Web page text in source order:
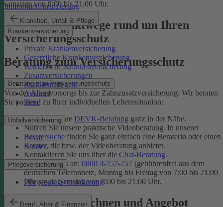
Immobilienfinanzierung
Krankheit, Unfall & Pflege
Krankenversicherung
Private Krankenversicherung
Gesetzliche Krankenversicherung
Betriebliche Krankenversicherung
Zusatzversicherungen
Krankentagegeld
Ausland
Tiere
Unfallversicherung
Privat
Kinder
Pflegeversicherung
Pflegezusatzversicherung
Beruf, Alter & Finanzen
samstags von 8:00 bis 21:00 Uhr.
Unsere Kontaktwege rund um Ihren
Versicherungsschutz
Beratung zum Versicherungsschutz
Beratung zum Versicherungsschutz
Von der Altersvorsorge bis zur Zahnzusatzversicherung: Wir beraten
Sie passend zu Ihrer individuellen Lebenssituation:
Finden Sie Ihre DEVK-Beratung ganz in der Nähe.
Nutzen Sie unsere praktische Videoberatung. In unserer
Beratersuche finden Sie ganz einfach eine Beraterin oder einen
Berater, die bzw. der Videoberatung anbietet.
Kontaktieren Sie uns über die Chat-Beratung.
Rufen Sie uns an: 0800 4-757-757 (gebührenfrei aus dem
deutschen Telefonnetz, Montag bis Freitag von 7:00 bis 21:00
Uhr sowie Samstag von 8:00 bis 21:00 Uhr.
Tarif online berechnen und Angebot